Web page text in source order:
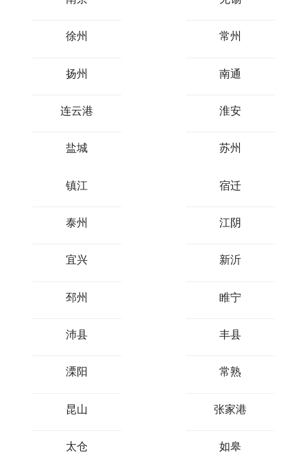
徐州 常州
扬州 南通
连云港 淮安
盐城 苏州
镇江 宿迁
泰州 江阴
宜兴 新沂
邳州 睢宁
沛县 丰县
溧阳 常熟
昆山 张家港
太仓 如皋